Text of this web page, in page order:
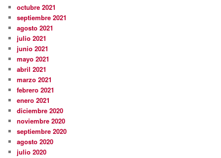
octubre 2021
septiembre 2021
agosto 2021
julio 2021
junio 2021
mayo 2021
abril 2021
marzo 2021
febrero 2021
enero 2021
diciembre 2020
noviembre 2020
septiembre 2020
agosto 2020
julio 2020